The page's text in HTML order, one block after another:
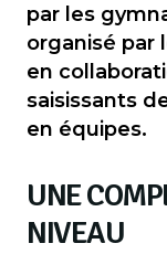
par les
organisé par
en
saisissants
en équipes.
UNE
NIVEAU